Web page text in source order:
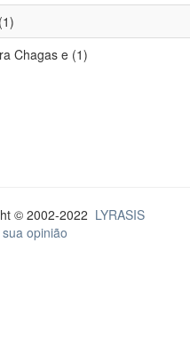
Chagas e (1)
© 2002-2022 LYRASIS
opinião